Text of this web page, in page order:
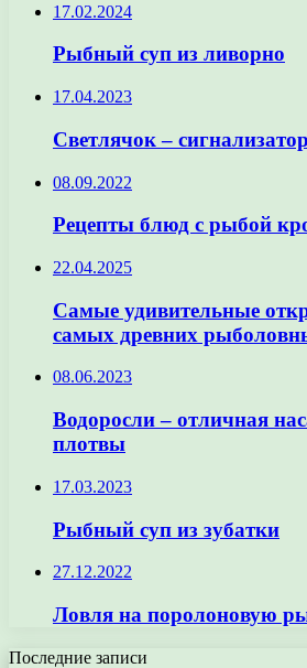
17.02.2024
Рыбный суп из ливорно
17.04.2023
Светлячок –
08.09.2022
Рецепты блюд с рыбой
22.04.2025
Самые удивительные
самых древних
08.06.2023
Водоросли – отличная
плотвы
17.03.2023
Рыбный суп из зубатки
27.12.2022
Ловля на поролоновую
Последние записи